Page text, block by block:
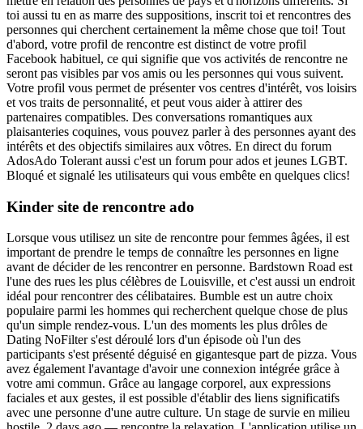
toi aussi tu en as marre des suppositions, inscrit toi et rencontres des
personnes qui cherchent certainement la même chose que toi! Tout
d'abord, votre profil de rencontre est distinct de votre profil
Facebook habituel, ce qui signifie que vos activités de rencontre ne
seront pas visibles par vos amis ou les personnes qui vous suivent.
Votre profil vous permet de présenter vos centres d'intérêt, vos loisirs
et vos traits de personnalité, et peut vous aider à attirer des
partenaires compatibles. Des conversations romantiques aux
plaisanteries coquines, vous pouvez parler à des personnes ayant des
intérêts et des objectifs similaires aux vôtres. En direct du forum
AdosAdo Tolerant aussi c'est un forum pour ados et jeunes LGBT.
Bloqué et signalé les utilisateurs qui vous embête en quelques clics!
Kinder site de rencontre ado
Lorsque vous utilisez un site de rencontre pour femmes âgées, il est
important de prendre le temps de connaître les personnes en ligne
avant de décider de les rencontrer en personne. Bardstown Road est
l'une des rues les plus célèbres de Louisville, et c'est aussi un endroit
idéal pour rencontrer des célibataires. Bumble est un autre choix
populaire parmi les hommes qui recherchent quelque chose de plus
qu'un simple rendez-vous. L'un des moments les plus drôles de
Dating NoFilter s'est déroulé lors d'un épisode où l'un des
participants s'est présenté déguisé en gigantesque part de pizza. Vous
avez également l'avantage d'avoir une connexion intégrée grâce à
votre ami commun. Grâce au langage corporel, aux expressions
faciales et aux gestes, il est possible d'établir des liens significatifs
avec une personne d'une autre culture. Un stage de survie en milieu